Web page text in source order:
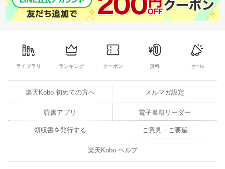
ライブラリ ランキング クーポン 無料 セール
楽天Kobo 初めての方へ メルマガ設定
読書アプリ 電子書籍リーダー
領収書を発行する ご意見・ご要望
楽天Kobo ヘルプ